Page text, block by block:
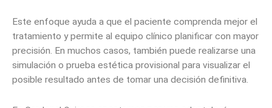
Este enfoque ayuda a que el paciente comprenda mejor el
tratamiento y permite al equipo clínico planificar con mayor
precisión. En muchos casos, también puede realizarse una
simulación o prueba estética provisional para visualizar el
posible resultado antes de tomar una decisión definitiva.